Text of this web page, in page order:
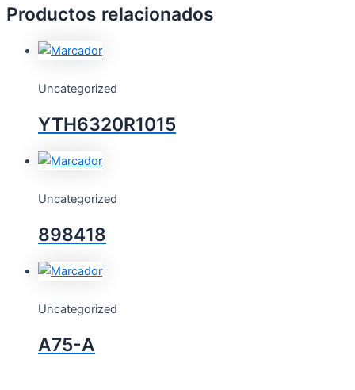
Productos relacionados
Uncategorized
YTH6320R1015
Uncategorized
898418
Uncategorized
A75-A